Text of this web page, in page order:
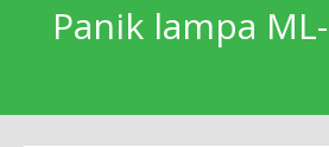
Panik lampa